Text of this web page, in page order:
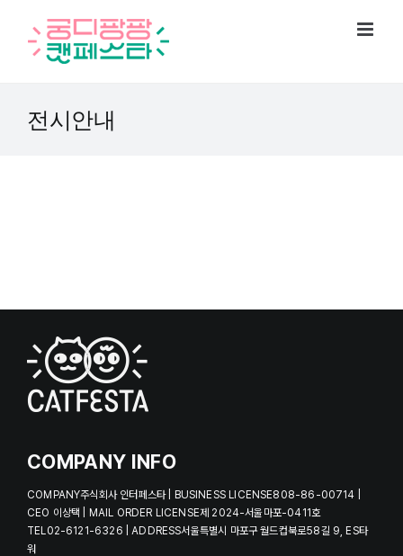
content
전시안내
COMPANY INFO
COMPANY주식회사 인터페스타 | BUSINESS LICENSE808-86-00714 |
CEO 이상택 | MAIL ORDER LICENSE제 2024-서울마포-0411호
TEL02-6121-6326 | ADDRESS서울특별시 마포구 월드컵북로58길 9, ES타
워